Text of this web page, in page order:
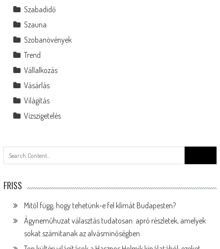
Szabadidő
Szauna
Szobanövények
Trend
Vállalkozás
Vásárlás
Világítás
Vízszigetelés
for:
FRISS
Mitől függ, hogy tehetünk-e fel klímát Budapesten?
Ágyneműhuzat választás tudatosan: apró részletek, amelyek
sokat számítanak az alvásminőségben